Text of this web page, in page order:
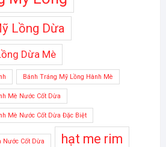
Lồng Dừa
Dừa Mè
Bánh Tráng Mỹ Lồng Hành Mè
Mè Nước Cốt Dừa
Mè Nước Cốt Dừa Đặc Biệt
Nước Cốt Dừa hạt me rim